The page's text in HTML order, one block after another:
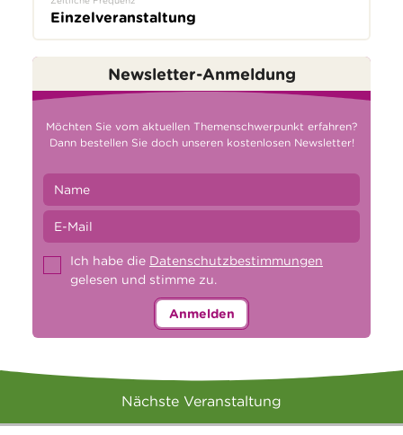
Einzelveranstaltung
Newsletter-Anmeldung
Möchten Sie vom aktuellen Themenschwerpunkt erfahren?
Dann bestellen Sie doch unseren kostenlosen Newsletter!
Ich habe die Datenschutzbestimmungen
gelesen und stimme zu.
Anmelden
Nächste Veranstaltung